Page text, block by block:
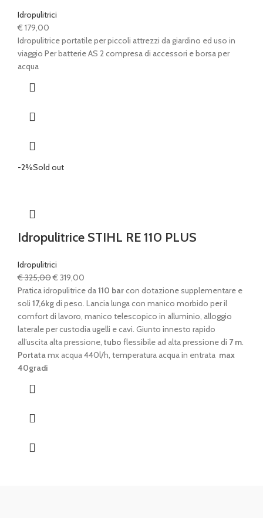
Idropulitrici
€ 179,00
Idropulitrice portatile per piccoli attrezzi da giardino ed uso in
viaggio Per batterie AS 2 compresa di accessori e borsa per
acqua
-2%Sold out
Idropulitrice STIHL RE 110 PLUS
Idropulitrici
€325,00Il
prezzo
originale
era:
€ 325,00.
€ 319,00
prezzo
attuale
è:
€ 319,00.
Pratica idropulitrice da110 barcon dotazione supplementare e
soli 17,6kgdi peso. Lancia lunga con manico morbido per il
comfort di lavoro, manico telescopico in alluminio, alloggio
laterale per custodia ugelli e cavi. Giunto innesto rapido
all’uscita alta pressione, tubo flessibile ad alta pressione di 7 m.
Portatamx acqua 440l/h, temperatura acqua in entrata max
40gradi